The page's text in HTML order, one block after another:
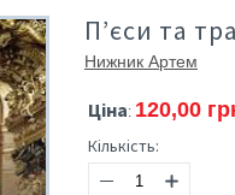
П’єси та
Нижник Артем
Ціна: 120,00
Кількість: